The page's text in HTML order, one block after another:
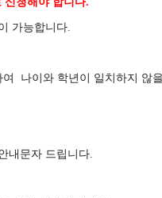
가능합니다.
나이와 학년이 일치하지 않
내문자 드립니다.